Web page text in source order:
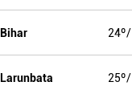
Bihar 24º
Larunbata 25º